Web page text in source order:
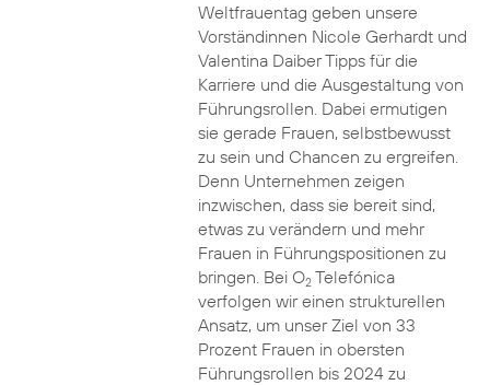
Weltfrauentag geben unsere
Vorständinnen Nicole Gerhardt und
Valentina Daiber Tipps für die
Karriere und die Ausgestaltung von
Führungsrollen. Dabei ermutigen
sie gerade Frauen, selbstbewusst
zu sein und Chancen zu ergreifen.
Denn Unternehmen zeigen
inzwischen, dass sie bereit sind,
etwas zu verändern und mehr
Frauen in Führungspositionen zu
bringen. Bei O2Telefónica
verfolgen wir einen strukturellen
Ansatz, um unser Ziel von 33
Prozent Frauen in obersten
Führungsrollen bis 2024 zu